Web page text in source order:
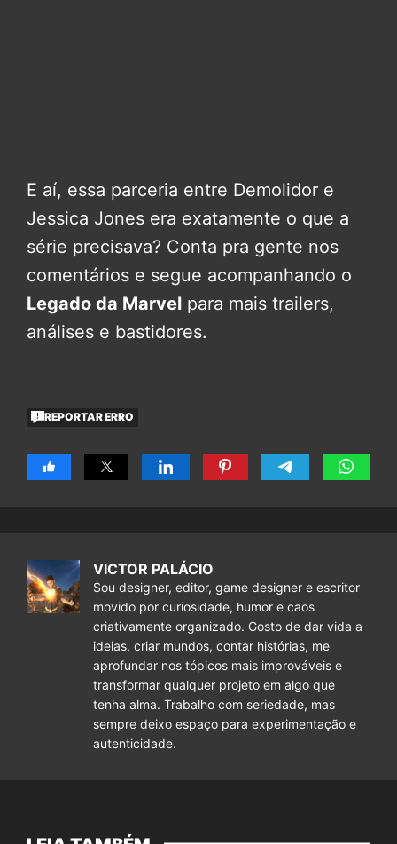
E aí, essa parceria entre Demolidor e
Jessica Jones era exatamente o que a
série precisava? Conta pra gente nos
comentários e segue acompanhando o
Legado da Marvel para mais trailers,
análises e bastidores.
REPORTAR ERRO
VICTOR PALÁCIO
Sou designer, editor, game designer e escritor
movido por curiosidade, humor e caos
criativamente organizado. Gosto de dar vida a
ideias, criar mundos, contar histórias, me
aprofundar nos tópicos mais improváveis e
transformar qualquer projeto em algo que
tenha alma. Trabalho com seriedade, mas
sempre deixo espaço para experimentação e
autenticidade.